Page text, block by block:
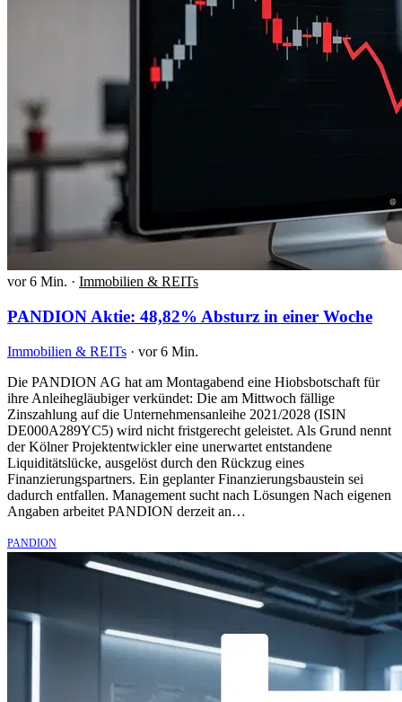
vor 6 Min. · Immobilien & REITs
PANDION Aktie: 48,82% Absturz in einer Woche
Immobilien & REITs · vor 6 Min.
Die PANDION AG hat am Montagabend eine Hiobsbotschaft für
ihre Anleihegläubiger verkündet: Die am Mittwoch fällige
Zinszahlung auf die Unternehmensanleihe 2021/2028 (ISIN
DE000A289YC5) wird nicht fristgerecht geleistet. Als Grund nennt
der Kölner Projektentwickler eine unerwartet entstandene
Liquiditätslücke, ausgelöst durch den Rückzug eines
Finanzierungspartners. Ein geplanter Finanzierungsbaustein sei
dadurch entfallen. Management sucht nach Lösungen Nach eigenen
Angaben arbeitet PANDION derzeit an…
PANDION